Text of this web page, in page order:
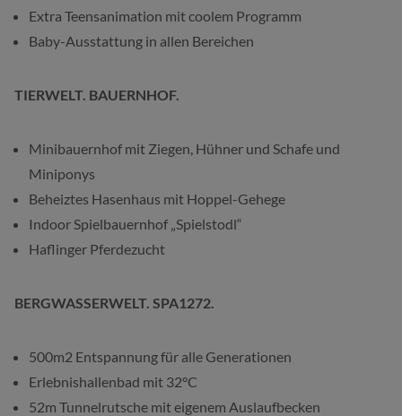
Extra Teensanimation mit coolem Programm
Baby-Ausstattung in allen Bereichen
TIERWELT. BAUERNHOF.
Minibauernhof mit Ziegen, Hühner und Schafe und
Miniponys
Beheiztes Hasenhaus mit Hoppel-Gehege
Indoor Spielbauernhof „Spielstodl“
Haflinger Pferdezucht
BERGWASSERWELT. SPA1272.
500m2 Entspannung für alle Generationen
Erlebnishallenbad mit 32°C
52m Tunnelrutsche mit eigenem Auslaufbecken